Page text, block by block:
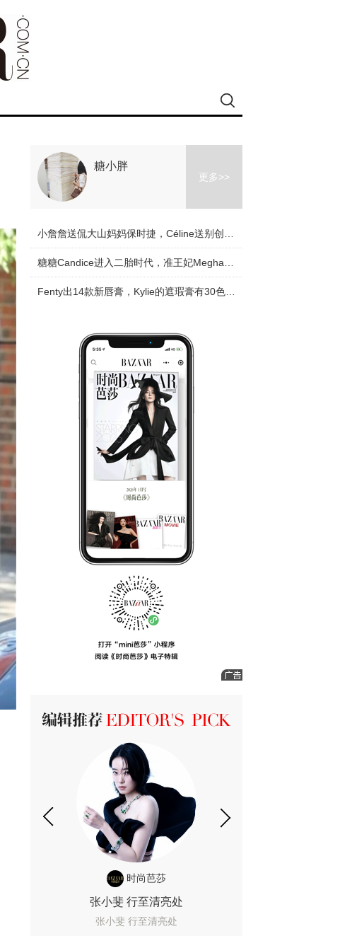
糖小胖
更多>>
时尚芭莎
张小斐 行至清亮处
张小斐 行至清亮处